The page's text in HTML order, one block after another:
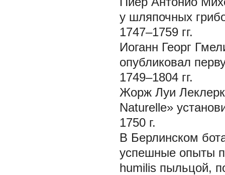
у шляпочных
1747–1759 гг.
Иоганн Георг
опубликовал
1749–1804 гг.
Жорж Луи
Naturelle»
1750 г.
В Берлинском
успешные опыты
humilis пыльцой,